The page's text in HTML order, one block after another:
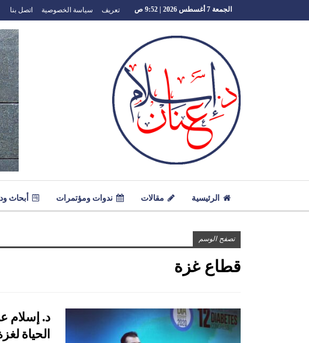
الجمعة 7 أغسطس 2026 | 9:52 ص تعريف سياسة الخصوصية اتصل بنا
الرئيسية مقالات ندوات ومؤتمرات أبحاث
تصفح الوسم
قطاع غزة
د. إسلام
الحياة